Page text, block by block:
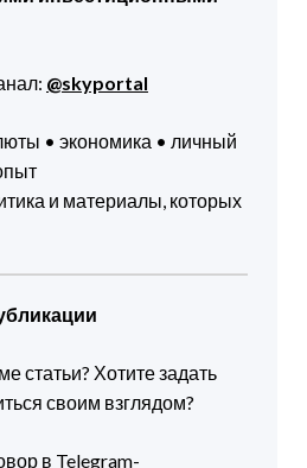
@skyportal
• экономика • личный
и материалы, которых
статьи? Хотите задать
своим взглядом?
в Telegram-